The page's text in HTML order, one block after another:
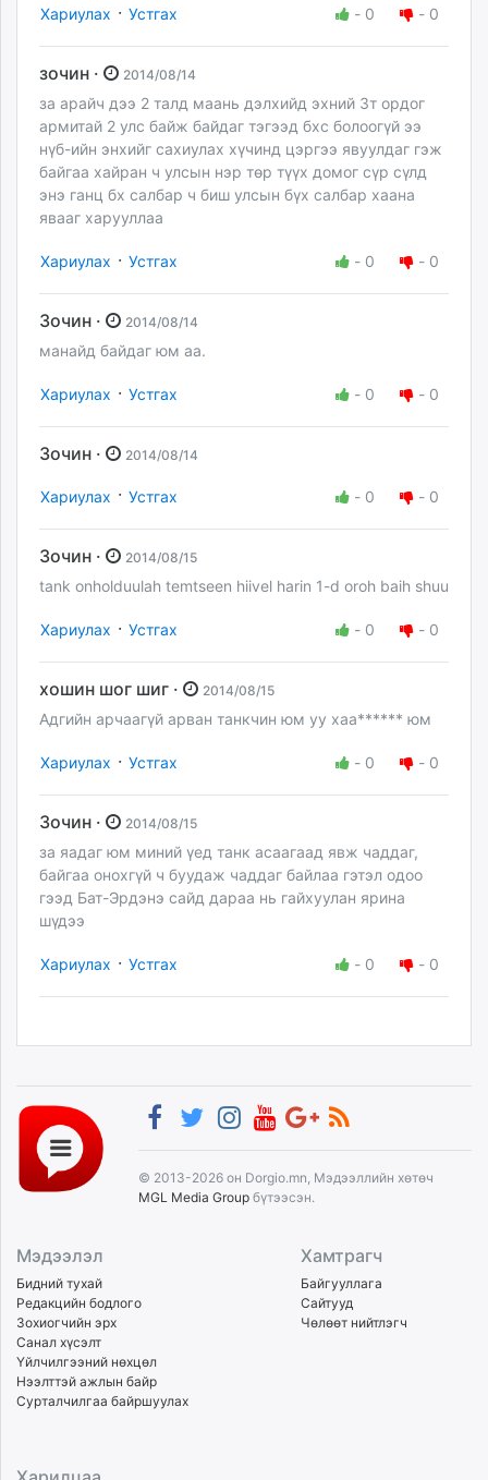
Хариулах · Устгах - 0 - 0
зочин · 2014/08/14
за арайч дээ 2 талд маань дэлхийд эхний 3т ордог
армитай 2 улс байж байдаг тэгээд бхс болоогүй ээ
нүб-ийн энхийг сахиулах хүчинд цэргээ явуулдаг гэж
байгаа хайран ч улсын нэр төр түүх домог сүр сүлд
энэ ганц бх салбар ч биш улсын бүх салбар хаана
явааг харууллаа
Хариулах · Устгах - 0 - 0
Зочин · 2014/08/14
манайд байдаг юм аа.
Хариулах · Устгах - 0 - 0
Зочин · 2014/08/14
Хариулах · Устгах - 0 - 0
Зочин · 2014/08/15
tank onholduulah temtseen hiivel harin 1-d oroh baih shuu
Хариулах · Устгах - 0 - 0
хошин шог шиг · 2014/08/15
Адгийн арчаагүй арван танкчин юм уу хаа****** юм
Хариулах · Устгах - 0 - 0
Зочин · 2014/08/15
за яадаг юм миний үед танк асаагаад явж чаддаг,
байгаа онохгүй ч буудаж чаддаг байлаа гэтэл одоо
гээд Бат-Эрдэнэ сайд дараа нь гайхуулан ярина
шүдээ
Хариулах · Устгах - 0 - 0
© 2013-2026 он Dorgio.mn, Мэдээллийн хөтөч
MGL Media Group бүтээсэн.
Мэдээлэл
Бидний тухай
Редакцийн бодлого
Зохиогчийн эрх
Санал хүсэлт
Үйлчилгээний нөхцөл
Нээлттэй ажлын байр
Сурталчилгаа байршуулах
Хамтрагч
Байгууллага
Сайтууд
Чөлөөт нийтлэгч